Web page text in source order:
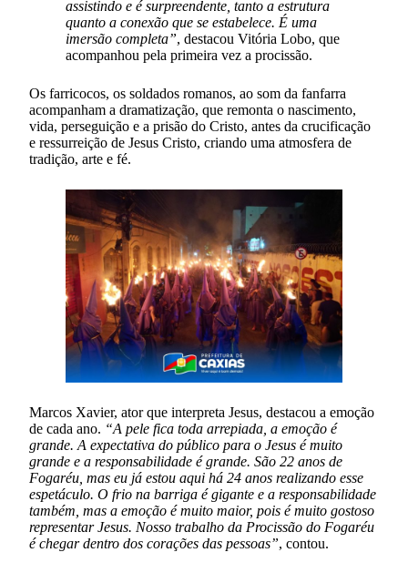
assistindo e é surpreendente, tanto a estrutura
quanto a conexão que se estabelece. É uma
imersão completa”, destacou Vitória Lobo, que
acompanhou pela primeira vez a procissão.
Os farricocos, os soldados romanos, ao som da fanfarra
acompanham a dramatização, que remonta o nascimento,
vida, perseguição e a prisão do Cristo, antes da crucificação
e ressurreição de Jesus Cristo, criando uma atmosfera de
tradição, arte e fé.
Marcos Xavier, ator que interpreta Jesus, destacou a emoção
de cada ano. “A pele fica toda arrepiada, a emoção é
grande. A expectativa do público para o Jesus é muito
grande e a responsabilidade é grande. São 22 anos de
Fogaréu, mas eu já estou aqui há 24 anos realizando esse
espetáculo. O frio na barriga é gigante e a responsabilidade
também, mas a emoção é muito maior, pois é muito gostoso
representar Jesus. Nosso trabalho da Procissão do Fogaréu
é chegar dentro dos corações das pessoas”, contou.